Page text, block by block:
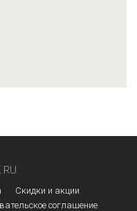
Скидки и акции
соглашение